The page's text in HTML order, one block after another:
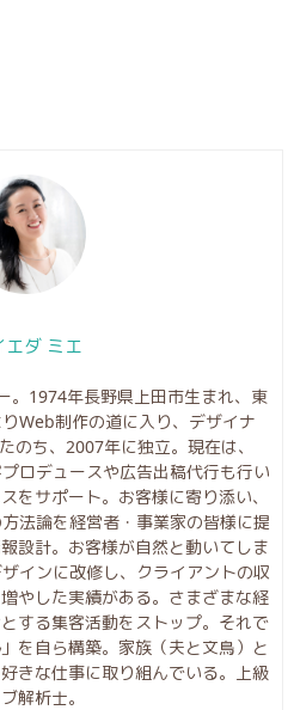
エダ ミエ
。1974年長野県上田市生まれ、東
Web制作の道に入り、デザイナ
のち、2007年に独立。現在は、
ロデュースや広告出稿代行も行い
をサポート。お客様に寄り添い、
法論を経営者・事業家の皆様に提
設計。お客様が自然と動いてしま
インに改修し、クライアントの収
やした実績がある。さまざまな経
する集客活動をストップ。それで
を自ら構築。家族（夫と文鳥）と
きな仕事に取り組んでいる。上級
解析士。